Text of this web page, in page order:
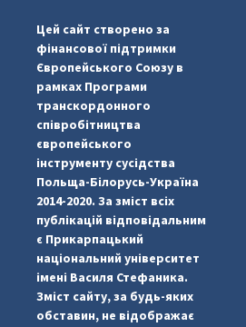
Цей сайт створено за
фінансової підтримки
Європейського Союзу в
рамках Програми
транскордонного
співробітництва
європейського
інструменту сусідства
Польща-Білорусь-Україна
2014-2020. За зміст всіх
публікацій відповідальним
є Прикарпацький
національний університет
імені Василя Стефаника.
Зміст сайту, за будь-яких
обставин, не відображає